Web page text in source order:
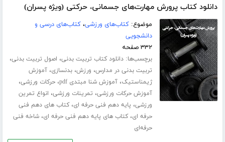
دانلود کتاب پرورش مهارت‌های جسمانی، حرکتی (ویژه پسران)
موضوع:کتاب‌های ورزشی،کتاب‌های درسی و
دانشجویی
۳۳۲ صفحه
برچسب‌ها:دانلود کتاب تربیت بدنی، اصول تربیت بدنی،
تربیت بدنی در مدارس، ورزش،بدنسازی،آموزش
ژیمناستیک،آموزش شنا مبتدی pdf ،حرکات ورزشی،
آموزش حرکات ورزشی، تمرینات ورزشی، انواع تمرین
ورزشی، پایه دهم فنی حرفه ای،کتاب های دهم فنی
حرفه ای،کتاب های پایه دهم فنی حرفه ای،شاخه فنی
حرفه‌ای